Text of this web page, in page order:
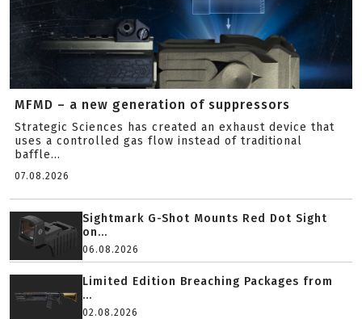
MFMD – a new generation of suppressors
Strategic Sciences has created an exhaust device that
uses a controlled gas flow instead of traditional
baffle...
07.08.2026
Sightmark G-Shot Mounts Red Dot Sight
on...
06.08.2026
Limited Edition Breaching Packages from
...
02.08.2026